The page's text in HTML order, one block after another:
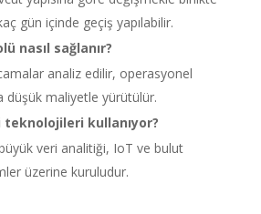
gün içinde geçiş yapılabilir.
nasıl sağlanır?
analiz edilir, operasyonel
düşük maliyetle yürütülür.
teknolojileri kullanıyor?
veri analitiği, IoT ve bulut
üzerine kuruludur.